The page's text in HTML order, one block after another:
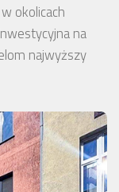
okolicach
na
najwyższy